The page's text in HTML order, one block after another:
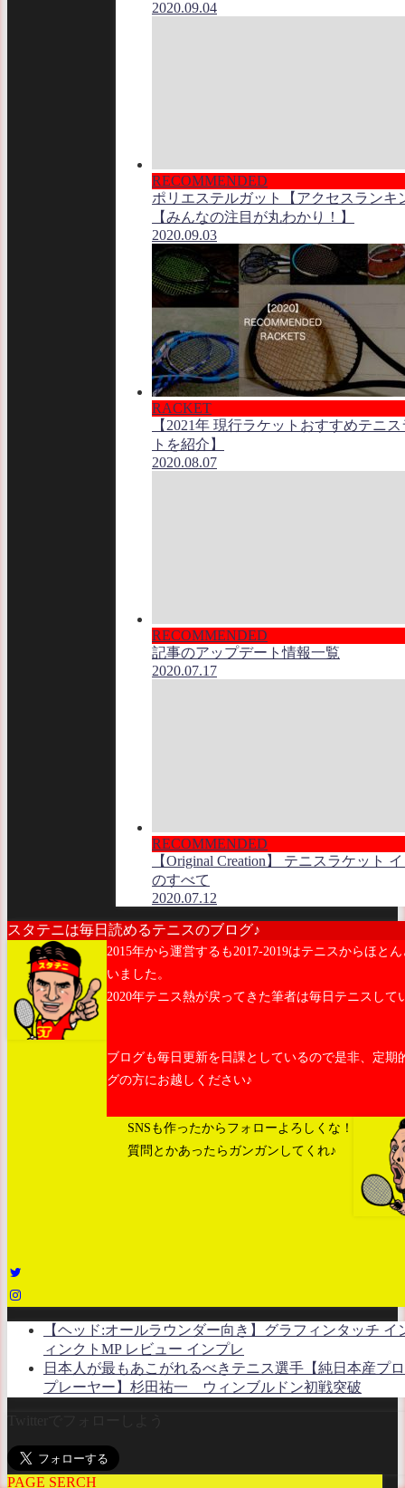
2020.09.04
RECOMMENDED
ポリエステルガット【アクセスランキ
【みんなの注目が丸わかり！】
2020.09.03
RACKET
【2021年 現行ラケットおすすめテニ
トを紹介】
2020.08.07
RECOMMENDED
記事のアップデート情報一覧
2020.07.17
RECOMMENDED
【Original Creation】 テニスラケット
のすべて
2020.07.12
スタテニは毎日読めるテニスのブログ♪
2015年から運営するも2017-2019はテニスからほと
いました。
2020年テニス熱が戻ってきた筆者は毎日テニスして
ブログも毎日更新を日課としているので是非、定期
グの方にお越しください♪
SNSも作ったからフォローよろしくな！
質問とかあったらガンガンしてくれ♪
【ヘッド:オールラウンダー向き】グラフィンタッチ イ
ィンクトMP レビュー インプレ
日本人が最もあこがれるべきテニス選手【純日本産プ
プレーヤー】杉田祐一 ウィンブルドン初戦突破
PAGE SERCH